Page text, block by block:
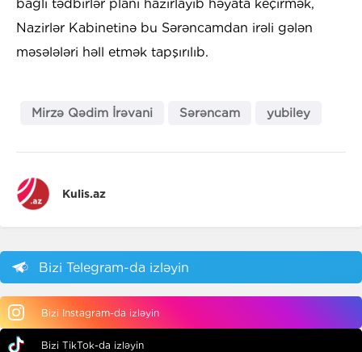
bağlı tədbirlər planı hazırlayıb həyata keçirmək,
Nazirlər Kabinetinə bu Sərəncamdan irəli gələn
məsələləri həll etmək tapşırılıb.
Mirzə Qədim İrəvani Sərəncam yubiley
Kulis.az
Bizi Telegram-da izləyin
Bizi Instagram-da izləyin
Bizi TikTok-da izləyin